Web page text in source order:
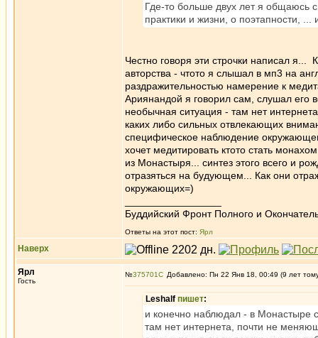
Где-то больше двух лет я общаюсь
практики и жизни, о поэтапности,
Честно говоря эти строчки написал
авторства - чтото я слышал в мп3 на
раздражительностью намерение к
Ариянандой я говорил сам, слушал его
необычная ситуация - там нет
каких либо сильных отвлекающих
специфическое наблюдение
хочет медитировать ктото стать
из Монастыря... синтез этого всего и
отразяться на будующем... Как они
окружающих=)
Буддийский Фронт Полного и
Ответы на этот пост: Ярл
Наверх
Ярл
Гость
№375701 Добавлено: Пн 22 Янв 18, 00:49 (9 лет
Leshalf пишет:
и конечно наблюдал - в Монастыре
там нет интернета, почти не